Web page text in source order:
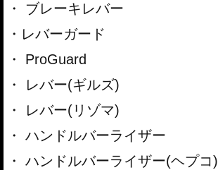
ブレーキレバー
レバーガード
ProGuard
レバー(ギルズ)
レバー(リゾマ)
ハンドルバーライザー
ハンドルバーライザー(ヘプコ)